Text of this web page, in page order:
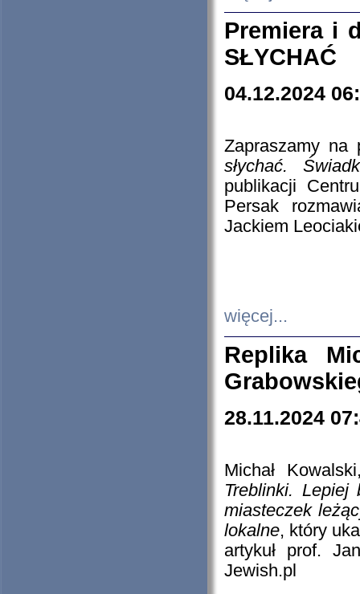
Premiera i
SŁYCHAĆ
04.12.2024
Zapraszamy
słychać.
publikacji
Persak
Jackiem
więcej...
Replika
28.11.2024
Michał
Treblinki. Lepiej
miasteczek
lokalne, który
artykuł prof.
Jewish.pl